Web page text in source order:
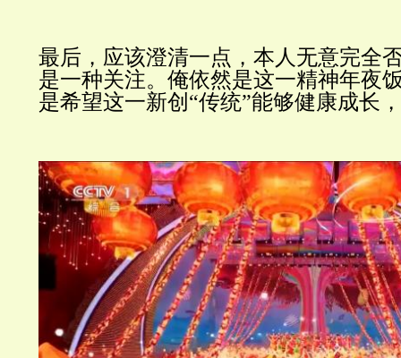
最后，应该澄清一点，本人无意完全
是一种关注。俺依然是这一精神年夜
是希望这一新创“传统”能够健康成长